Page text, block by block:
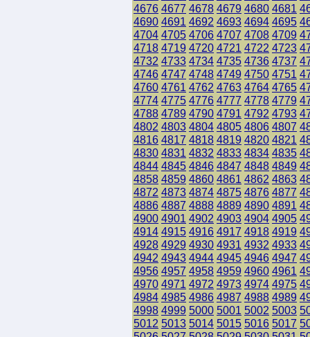
4676 4677 4678 4679 4680 4681
4690 4691 4692 4693 4694 4695
4704 4705 4706 4707 4708 4709
4718 4719 4720 4721 4722 4723
4732 4733 4734 4735 4736 4737
4746 4747 4748 4749 4750 4751
4760 4761 4762 4763 4764 4765
4774 4775 4776 4777 4778 4779
4788 4789 4790 4791 4792 4793
4802 4803 4804 4805 4806 4807
4816 4817 4818 4819 4820 4821
4830 4831 4832 4833 4834 4835
4844 4845 4846 4847 4848 4849
4858 4859 4860 4861 4862 4863
4872 4873 4874 4875 4876 4877
4886 4887 4888 4889 4890 4891
4900 4901 4902 4903 4904 4905
4914 4915 4916 4917 4918 4919
4928 4929 4930 4931 4932 4933
4942 4943 4944 4945 4946 4947
4956 4957 4958 4959 4960 4961
4970 4971 4972 4973 4974 4975
4984 4985 4986 4987 4988 4989
4998 4999 5000 5001 5002 5003
5012 5013 5014 5015 5016 5017